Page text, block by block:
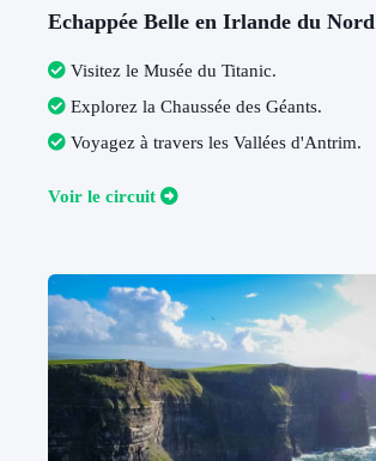
Echappée Belle en Irlande du Nord
Visitez le Musée du Titanic.
Explorez la Chaussée des Géants.
Voyagez à travers les Vallées d'Antrim.
Voir le circuit